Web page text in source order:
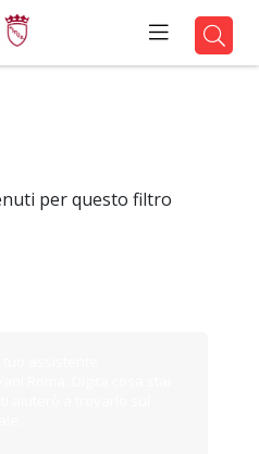
per questo filtro